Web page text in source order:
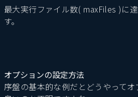
最大実行ファイル数( maxFiles )に
す。
オプションの設定方法
序盤の基本的な例だとどうやって